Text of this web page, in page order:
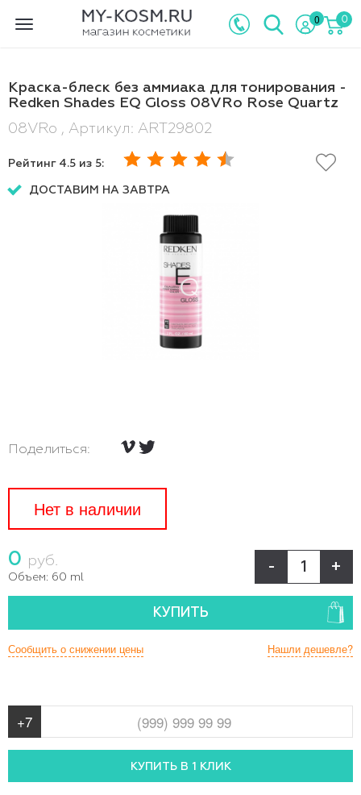
Toggle
0 0
Краска-блеск без аммиака для тонирования -
Redken Shades EQ Gloss 08VRo Rose Quartz
08VRo , Артикул: ART29802
Рейтинг 4.5 из 5:
ДОСТАВИМ НА ЗАВТРА
Поделиться:
Нет в наличии
0 руб.
Объем: 60 ml
- +
КУПИТЬ
Нашли дешевле?
Сообщить о снижении цены